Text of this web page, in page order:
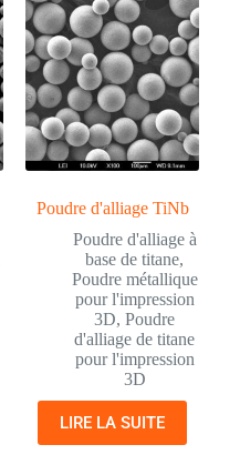
Poudre d'alliage TiNb
Poudre d'alliage à
base de titane,
Poudre métallique
pour l'impression
3D,Poudre
d'alliage de titane
pour l'impression
3D
LIRE LA SUITE